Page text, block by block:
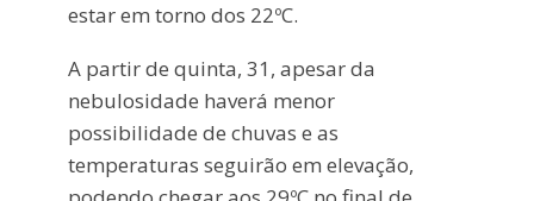
estar em torno dos 22ºC.
A partir de quinta, 31, apesar da
nebulosidade haverá menor
possibilidade de chuvas e as
temperaturas seguirão em elevação,